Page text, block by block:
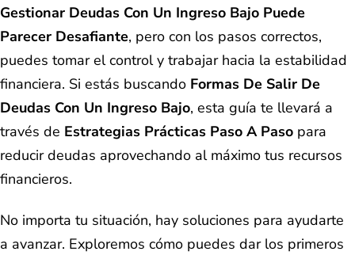
Gestionar Deudas Con Un Ingreso Bajo Puede
Parecer Desafiante, pero con los pasos correctos,
puedes tomar el control y trabajar hacia la estabilidad
financiera. Si estás buscando Formas De Salir De
Deudas Con Un Ingreso Bajo, esta guía te llevará a
través de Estrategias Prácticas Paso A Paso para
reducir deudas aprovechando al máximo tus recursos
financieros.
No importa tu situación, hay soluciones para ayudarte
a avanzar. Exploremos cómo puedes dar los primeros